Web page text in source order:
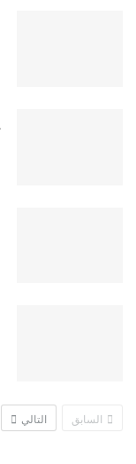
السابق التالي